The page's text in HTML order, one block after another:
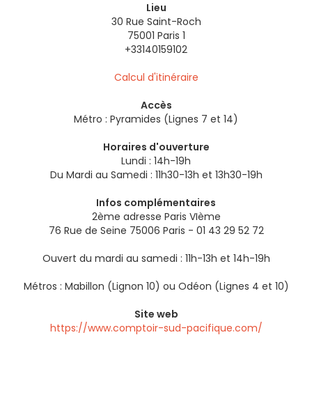
Lieu
30 Rue Saint-Roch
75001 Paris 1
+33140159102
Calcul d'itinéraire
Accès
Métro : Pyramides (Lignes 7 et 14)
Horaires d'ouverture
Lundi : 14h-19h
Du Mardi au Samedi : 11h30-13h et 13h30-19h
Infos complémentaires
2ème adresse Paris VIème
76 Rue de Seine 75006 Paris - 01 43 29 52 72
Ouvert du mardi au samedi : 11h-13h et 14h-19h
Métros : Mabillon (Lignon 10) ou Odéon (Lignes 4 et 10)
Site web
https://www.comptoir-sud-pacifique.com/